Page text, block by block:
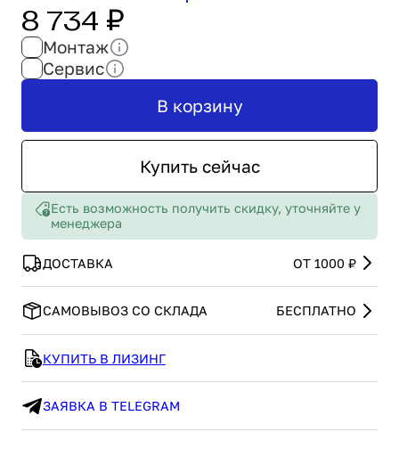
Контакты
8 734 ₽
Монтаж
Сервис
Купить сейчас
В корзину
Есть возможность получить скидку, уточняйте у
менеджера
ДОСТАВКА ОТ 1000 ₽
САМОВЫВОЗ СО СКЛАДА БЕСПЛАТНО
КУПИТЬ В ЛИЗИНГ
ЗАЯВКА В TELEGRAM